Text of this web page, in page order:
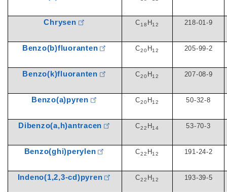
Chrysen C18 H 12 218-01-9
Benzo(b)fluoranten C20 H 12 205-99-2
Benzo(k)fluoranten C20 H 12 207-08-9
Benzo(a)pyren C20 H 12 50-32-8
Dibenzo(a,h)antracen C22 H 14 53-70-3
Benzo(ghi)perylen C22 H 12 191-24-2
Indeno(1,2,3-cd)pyren C22 H 12 193-39-5